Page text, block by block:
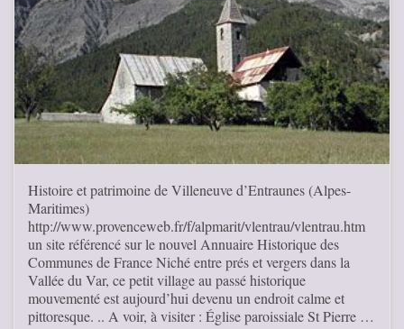
Histoire et patrimoine de Villeneuve d’Entraunes (Alpes-
Maritimes)
http://www.provenceweb.fr/f/alpmarit/vlentrau/vlentrau.htm
un site référencé sur le nouvel Annuaire Historique des
Communes de France Niché entre prés et vergers dans la
Vallée du Var, ce petit village au passé historique
mouvementé est aujourd’hui devenu un endroit calme et
pittoresque. .. A voir, à visiter : Église paroissiale St Pierre …